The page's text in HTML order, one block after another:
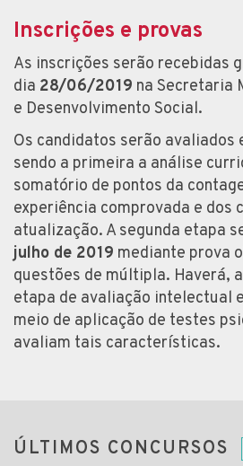
Inscrições e provas
As inscrições serão recebidas
dia 28/06/2019 na Secretaria
e Desenvolvimento Social.
Os candidatos serão avaliados
sendo a primeira a análise
somatório de pontos da
experiência comprovada e dos
atualização. A segunda etapa
julho de 2019 mediante prova
questões de múltipla. Haverá,
etapa de avaliação intelectual
meio de aplicação de testes
avaliam tais características.
ÚLTIMOS CONCURSOS